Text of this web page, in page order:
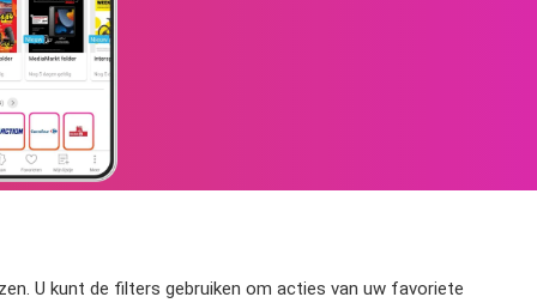
U kunt de filters gebruiken om acties van uw favoriete